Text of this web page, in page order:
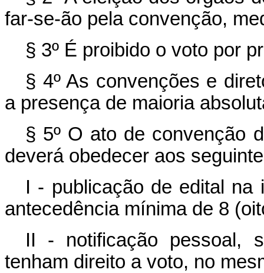
far-se-ão pela convenção,
§ 3º É proibido o voto por
§ 4º As convenções e
a presença de maioria
§ 5º O ato de convenção
deverá obedecer aos
I - publicação de edital na
antecedência mínima de 8
II - notificação pessoal,
tenham direito a voto, no